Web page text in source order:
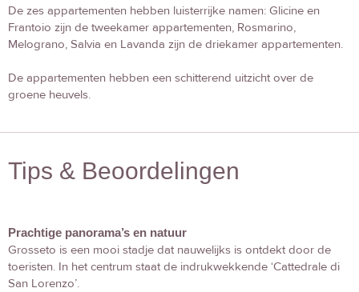
De zes appartementen hebben luisterrijke namen: Glicine en
Frantoio zijn de tweekamer appartementen, Rosmarino,
Melograno, Salvia en Lavanda zijn de driekamer appartementen.
De appartementen hebben een schitterend uitzicht over de
groene heuvels.
Tips & Beoordelingen
Prachtige panorama’s en natuur
Grosseto is een mooi stadje dat nauwelijks is ontdekt door de
toeristen. In het centrum staat de indrukwekkende ‘Cattedrale di
San Lorenzo’.